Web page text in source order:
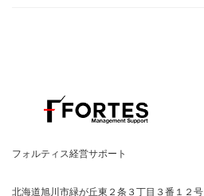
フォルティス経営サポート
北海道旭川市緑が丘東２条３丁目３番１２号